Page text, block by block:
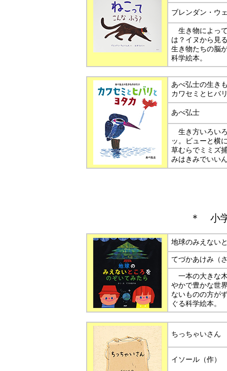
ブレンダン・ウ
生き物によっ
は？イヌから見
生き物たちの脳
科学絵本。
あべ弘士の生
カワセミとヒバ
あべ弘士
生き方いろい
ッ。ビューと横
草むらでミミズ
みはきみでいい
＊ 小
地球のみえない
てづかあけみ（
一本の大きな
やかで豊かな世
ないものの方が
ぐる科学絵本。
ちっちゃいさん
イソール（作）